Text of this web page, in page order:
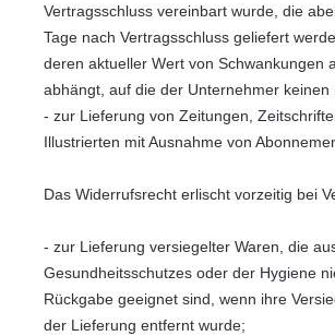
Vertragsschluss vereinbart wurde, die
Tage nach Vertragsschluss geliefert
deren aktueller Wert von Schwankungen
abhängt, auf die der Unternehmer keinen
- zur Lieferung von Zeitungen,
Illustrierten mit Ausnahme von
Das Widerrufsrecht erlischt vorzeitig bei
- zur Lieferung versiegelter Waren, die
Gesundheitsschutzes oder der Hygiene
Rückgabe geeignet sind, wenn ihre
der Lieferung entfernt wurde;